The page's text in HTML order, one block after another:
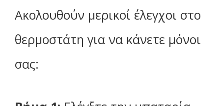
Ακολουθούν μερικοί έλεγχοι στο
θερμοστάτη για να κάνετε μόνοι
σας: